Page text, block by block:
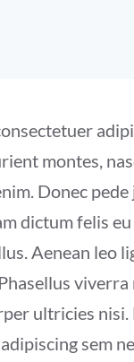
montes,
Donec
dictum felis
Aenean leo
ultricies
sem